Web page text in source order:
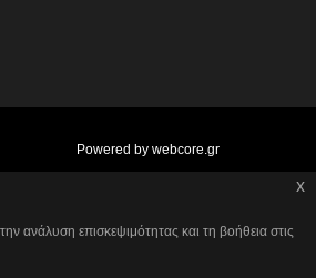
Powered by webcore.gr
ανάλυση επισκεψιμότητας και τη βοήθεια στις
x